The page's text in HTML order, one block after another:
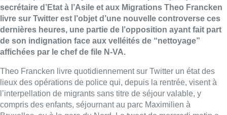
secrétaire d’Etat à l’Asile et aux Migrations Theo Francken
livre sur Twitter est l’objet d’une nouvelle controverse ces
dernières heures, une partie de l’opposition ayant fait part
de son indignation face aux velléités de “nettoyage”
affichées par le chef de file N-VA.
Theo Francken livre quotidiennement sur Twitter un état des
lieux des opérations de police qui, depuis la rentrée, visent à
l’interpellation de migrants sans titre de séjour valable, y
compris des enfants, séjournant au parc Maximilien à